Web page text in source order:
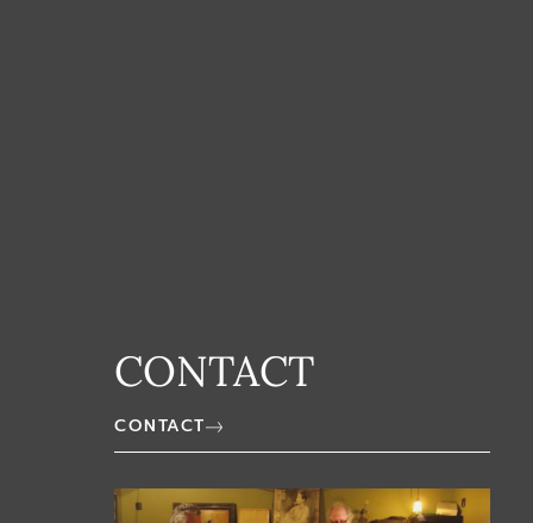
CONTACT
CONTACT